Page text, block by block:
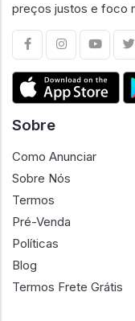
preços justos e foco
Sobre
Como Anunciar
Sobre Nós
Termos
Pré-Venda
Políticas
Blog
Termos Frete Grátis